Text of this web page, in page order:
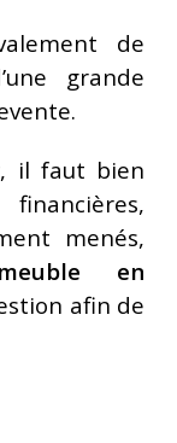
de
grande
il faut bien
menés,
en
afin de